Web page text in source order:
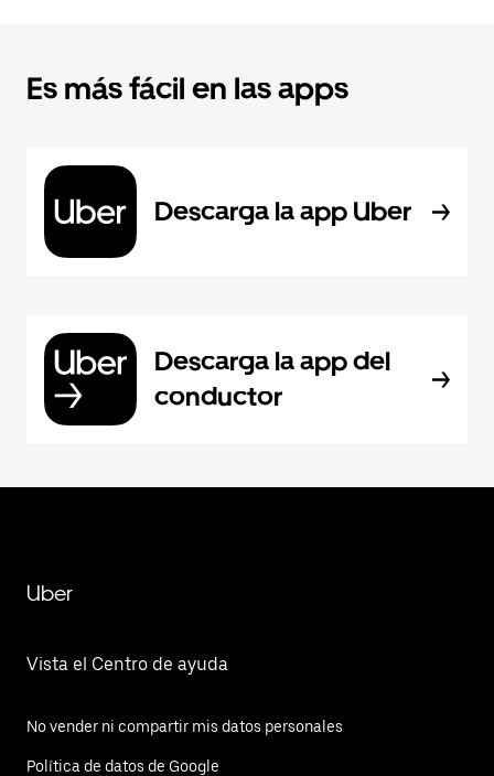
Es más fácil en las apps
Descarga la app Uber
Descarga la app del
conductor
Uber
Vista el Centro de ayuda
No vender ni compartir mis datos personales
Política de datos de Google